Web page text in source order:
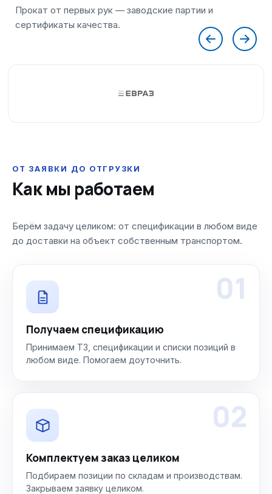
ОТ ЗАЯВКИ ДО ОТГРУЗКИ
Как мы работаем
Берём задачу целиком: от спецификации в любом виде
до доставки на объект собственным транспортом.
01
Получаем спецификацию
Принимаем ТЗ, спецификации и списки позиций в
любом виде. Помогаем доуточнить.
02
Комплектуем заказ целиком
Подбираем позиции по складам и производствам.
Закрываем заявку целиком.